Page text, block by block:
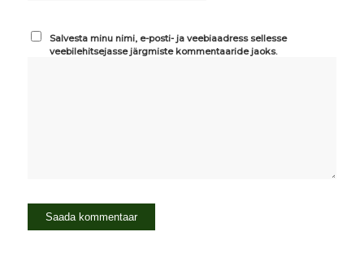
Salvesta minu nimi, e-posti- ja veebiaadress sellesse
veebilehitsejasse järgmiste kommentaaride jaoks.